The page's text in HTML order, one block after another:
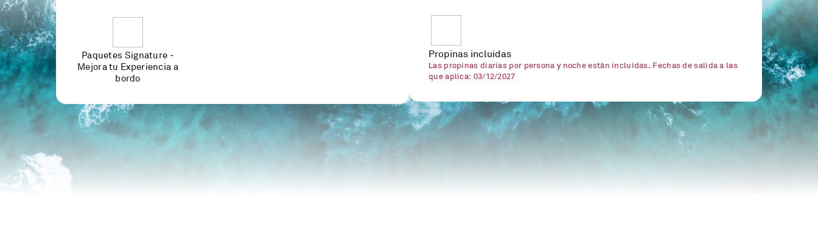
Paquetes Signature -
Mejora tu Experiencia a
bordo
Propinas incluidas
Las propinas diarias por persona y noche están incluidas. Fechas de salida a las
que aplica: 03/12/2027